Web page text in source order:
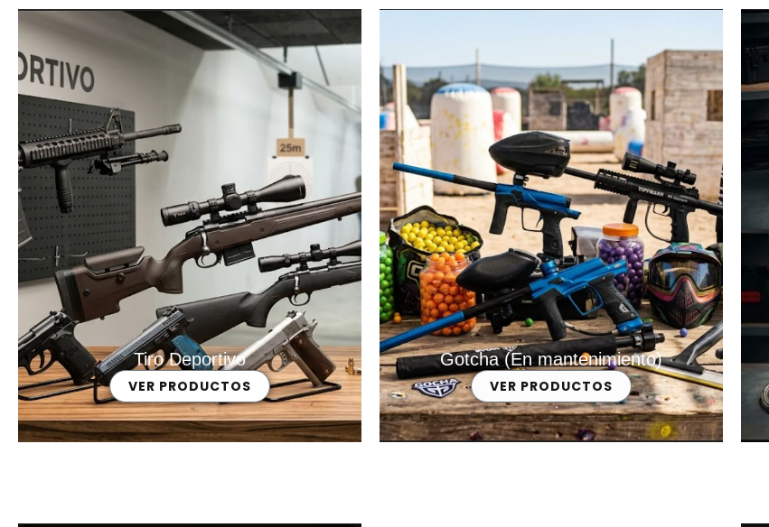
Tiro Deportivo
VER PRODUCTOS
Gotcha (En mantenimiento)
VER PRODUCTOS